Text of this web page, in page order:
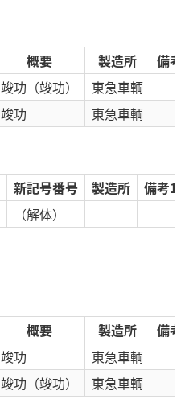
概要 製造所
備
竣功 （竣功）
東急車輌
竣功 東急車輌
新記号番号 製造所
備考1
（解体）
概要 製造所
備
竣功
東急車輌
竣功 （竣功） 東急車輌